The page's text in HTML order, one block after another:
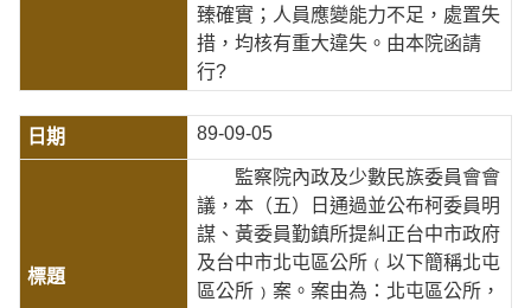
臻確實；人員應變能力不足，處置失
措，均核有重大違失。由本院函請
行?
89-09-05
監察院內政及少數民族委員會會
議，本（五）日通過並公布柯委員明
謀、黃委員勤鎮所提糾正台中市政府
及台中市北屯區公所﹙以下簡稱北屯
區公所﹚案。案由為：北屯區公所，